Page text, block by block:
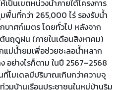
ป็นเขตหน่วงน้ำภายใต้โครงการ
พื้นที่กว่า 265,000 ไร่ รองรับน้ำ
าศก์เมตร โดยทั่วไป หลังจาก
นฤดูฝน (ภายในเดือนสิงหาคม)
แม่น้ำยมเพื่อช่วยชะลอน้ำหลาก
ย่างไรก็ตาม ในปี 2567–2568
โมเดลมีปริมาณเกินกว่าความจุ
วมบ้านเรือนประชาชนในหมู่บ้านริม